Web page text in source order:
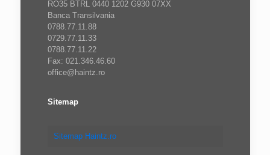
RO35 BTRL 0440 1202 G930 07XX
Banca Transilvania
0788.77.11.88
0729.77.11.33
0788.77.11.22
Fax: 021.346.46.60
office@haintz.ro
Sitemap
Sitemap Haintz.ro